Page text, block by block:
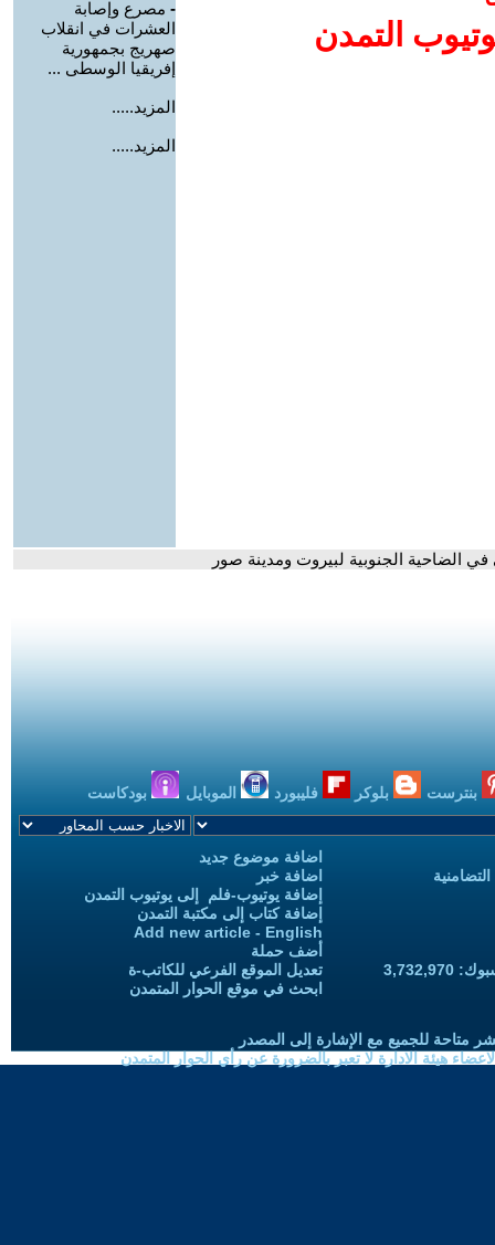
التمدن
- مصرع وإصابة
العشرات في انقلاب
صهريج بجمهورية
إفريقيا الوسطى ...
المزيد.....
المزيد.....
الضاحية الجنوبية لبيروت ومدينة صور
بنترست بلوكر فليبورد الموبايل بودكاست
اضافة موضوع جديد
اضافة خبر
إضافة يوتيوب-فلم إلى يوتيوب التمدن
إضافة كتاب إلى مكتبة التمدن
Add new article - English
أضف حملة
تعديل الموقع الفرعي للكاتب-ة
ابحث في موقع الحوار المتمدن
متاحة للجميع مع الإشارة إلى المصدر
هيئة الادارة لا تعبر بالضرورة عن رأي الحوار المتمدن